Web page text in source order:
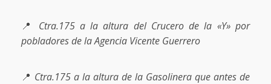
📍 Ctra.175 a la altura del Crucero de la «Y» por
pobladores de la Agencia Vicente Guerrero
📍 Ctra.175 a la altura de la Gasolinera que antes de